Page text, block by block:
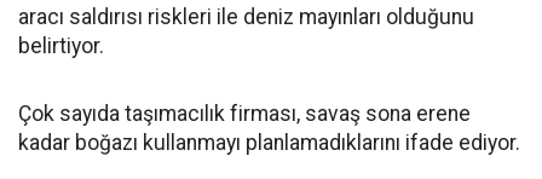
aracı saldırısı riskleri ile deniz mayınları olduğunu
belirtiyor.
Çok sayıda taşımacılık firması, savaş sona erene
kadar boğazı kullanmayı planlamadıklarını ifade ediyor.